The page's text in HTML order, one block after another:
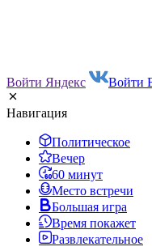
Войти Яндекс Войти
Навигация
Политическое
Вечер
60 минут
Место встречи
Большая игра
Время покажет
Развлекательное